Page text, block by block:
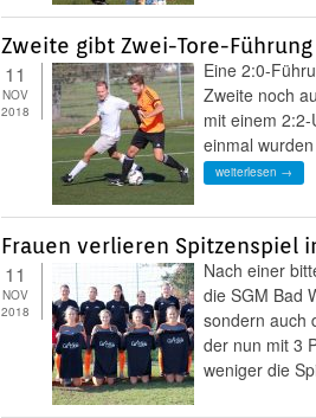
Zweite gibt Zwei-Tore-
11
NOV
2018
Eine 2:0-
Zweite noch
mit einem
einmal
weiterlesen →
Frauen verlieren Spitzenspiel
11
NOV
2018
Nach einer
die SGM Bad
sondern auch
der nun mit 3
weniger die